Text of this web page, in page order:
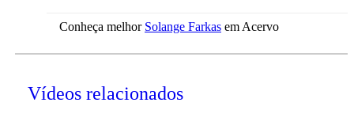
Conheça melhor Solange Farkas em Acervo
Vídeos relacionados